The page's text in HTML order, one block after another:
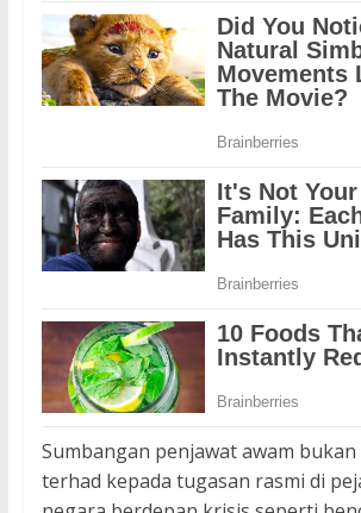
Sumbangan penjawat awam
terhad kepada tugasan rasmi di